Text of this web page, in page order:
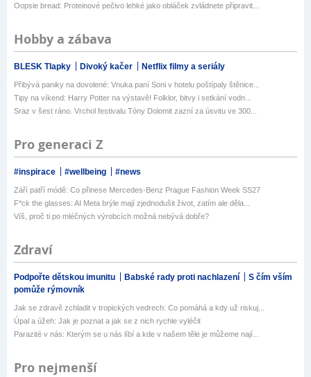
Oopsie bread: Proteinové pečivo lehké jako obláček zvládnete připravit...
Hobby a zábava
BLESK Tlapky Divoký kačer Netflix filmy a seriály
Přibývá paniky na dovolené: Vnuka paní Soni v hotelu poštípaly štěnice...
Tipy na víkend: Harry Potter na výstavě! Folklor, bitvy i setkání vodn...
Sraz v šest ráno. Vrchol festivalu Tóny Dolomit zazní za úsvitu ve 300...
Pro generaci Z
#inspirace #wellbeing #news
Září patří módě: Co přinese Mercedes-Benz Prague Fashion Week SS27
F*ck the glasses: AI Meta brýle mají zjednodušit život, zatím ale děla...
Víš, proč ti po mléčných výrobcích možná nebývá dobře?
Zdraví
Podpořte dětskou imunitu Babské rady proti nachlazení
S čím vším
pomůže rýmovník
Jak se zdravě zchladit v tropických vedrech: Co pomáhá a kdy už riskuj...
Úpal a úžeh: Jak je poznat a jak se z nich rychle vyléčit
Parazité v nás: Kterým se u nás líbí a kde v našem těle je můžeme nají...
Pro nejmenší